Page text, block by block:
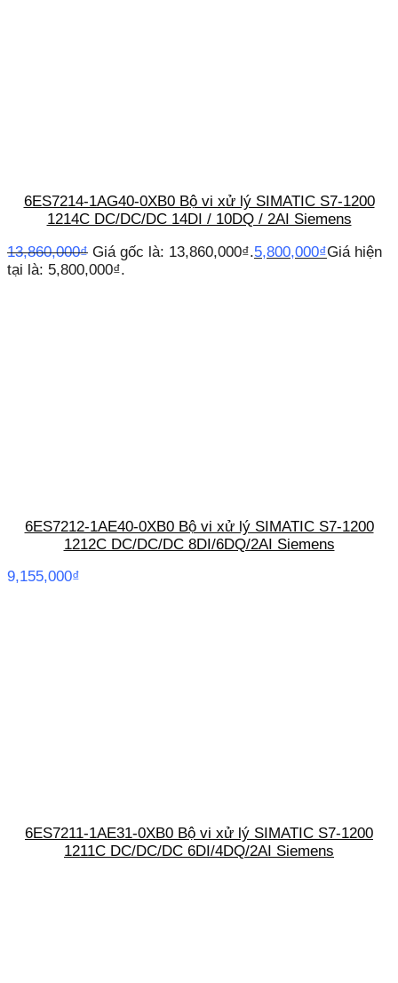
6ES7214-1AG40-0XB0 Bộ vi xử lý SIMATIC S7-1200
1214C DC/DC/DC 14DI / 10DQ / 2AI Siemens
13,860,000₫ Giá gốc là: 13,860,000₫.5,800,000₫Giá hiện
tại là: 5,800,000₫.
6ES7212-1AE40-0XB0 Bộ vi xử lý SIMATIC S7-1200
1212C DC/DC/DC 8DI/6DQ/2AI Siemens
9,155,000₫
6ES7211-1AE31-0XB0 Bộ vi xử lý SIMATIC S7-1200
1211C DC/DC/DC 6DI/4DQ/2AI Siemens